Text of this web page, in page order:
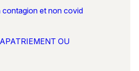
contagion et non covid
OU